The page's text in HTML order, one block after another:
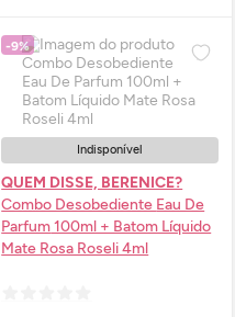
-9%
Indisponível
QUEM DISSE, BERENICE?
Combo Desobediente Eau De
Parfum100ml + Batom Líquido
Mate Rosa Roseli 4ml